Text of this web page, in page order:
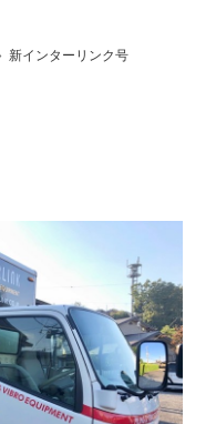
t
n
新インターリンク号